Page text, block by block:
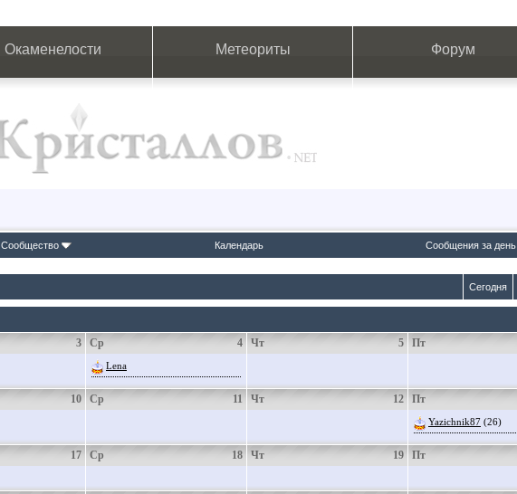
Окаменелости Метеориты Форум
Сообщество Календарь Сообщения за день
Сегодня
3 4
Ср
Lena
5
Чт Пт
10 11
Ср 12
Чт Пт
Yazichnik87 (26)
17 18
Ср 19
Чт Пт